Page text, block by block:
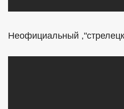
Неофициальный